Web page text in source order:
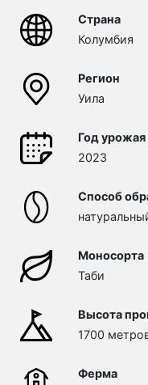
Страна
Колумбия
Регион
Уила
Год урожая
2023
Способ
Моносорта
Таби
Высота
1700
Ферма